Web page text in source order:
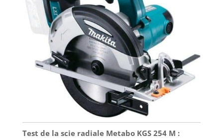
Test de la scie radiale Metabo KGS 254 M :